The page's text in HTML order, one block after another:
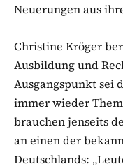
Neuerungen aus
Christine Kröger
Ausbildung und
Ausgangspunkt sei
immer wieder
brauchen jenseits
an einen der
Deutschlands: